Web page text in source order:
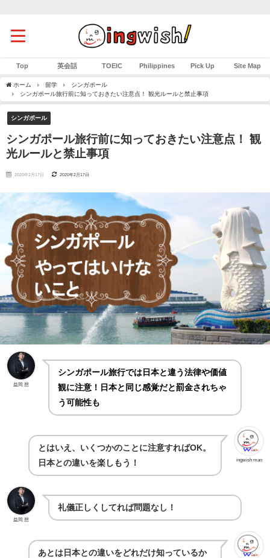
Top 英会話 TOEIC Philippines Pick Up Site Map
ホーム 留学
シンガポール
シンガポール旅行前に知っておきたい注意点！ 観光ルールと禁止事項
シンガポール
シンガポール旅行前に知っておきたい注意点！ 観
光ルールと禁止事項
2020年2月17日 2020年2月17日
益岡 想
シンガポール旅行では日本と違う法律や価値
観に注意！日本と同じ感覚だと罰金されちゃ
う可能性も
ingwish man
とはいえ、いくつかのことに注意すればOK。
日本との違いを楽しもう！
益岡 想
礼儀正しくしてれば問題なし！
あとは日本との違いをどれだけ知っているか